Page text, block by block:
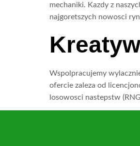
mechaniki. Kazdy z
najgoretszych nowosci
Wspolpracujemy
ofercie zaleza od
losowosci nastepstw